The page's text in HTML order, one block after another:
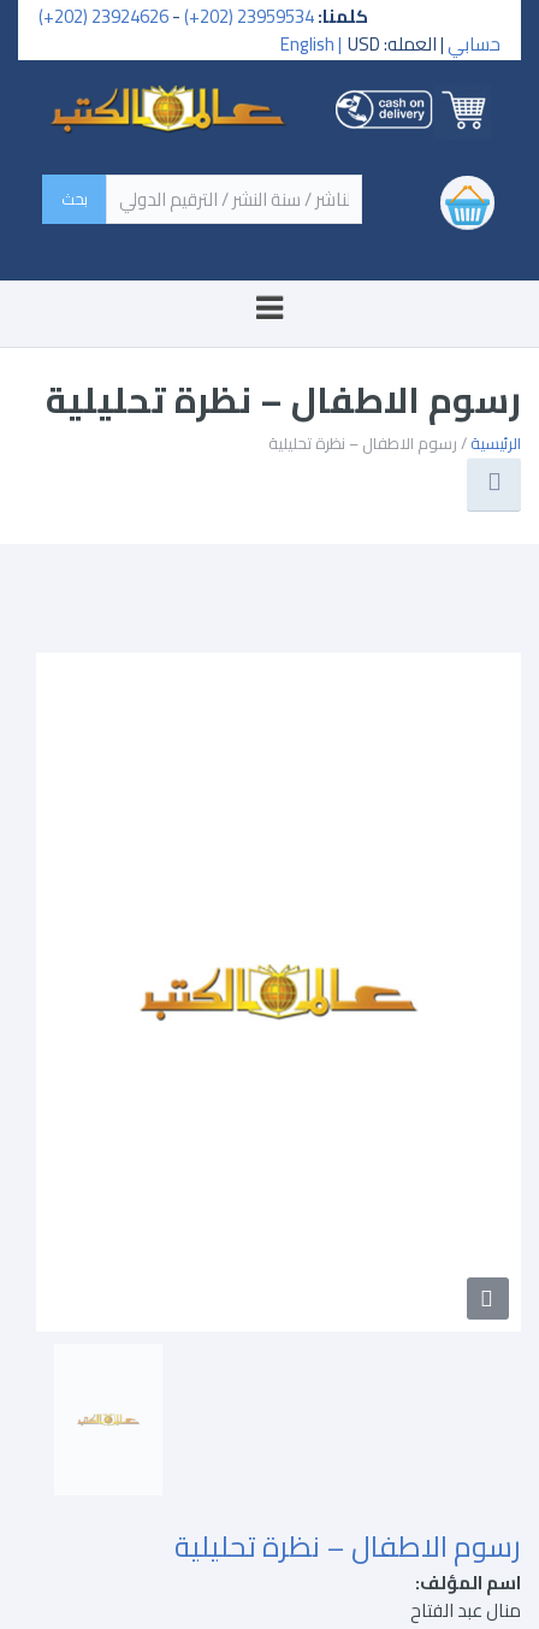
كلمنا:23959534 (202+)
-
23924626 (202+)
حسابي| العمله: USD English |
‏اسم الكتاب / اسم الناشر /
سنة النشر / الترقيم الدولي ‏
رسوم الاطفال – نظرة تحليلية
الرئيسية/ رسوم الاطفال – نظرة تحليلية
رسوم الاطفال – نظرة تحليلية
اسم المؤلف:
منال عبد الفتاح